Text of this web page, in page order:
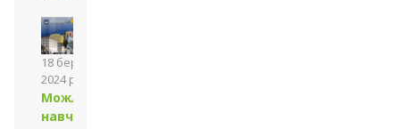
18 березня
2024 року
Можливість
навчатися